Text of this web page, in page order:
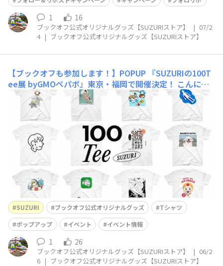
1 16
ブックオフ公式オリジナルグッズ【SUZURIストア】 | 07/2
4 | ブックオフ公式オリジナルグッズ【SUZURIストア】
【ブックオフも参加します！】POPUP 『SUZURIの100T
ee展 byGMOペパボ』東京・福岡で開催決定！ こんにち
は！ブックオフ公式オリジナルグッズ【SUZURI】です！
100人のクリエイターによる夏の新作コレクション🏝️GM
Oペパボ SUZURI企画「100Tee」のポップアップにブッ
クオフも出展することになりました。展示商品は波に乗る
サーフよむよむ君がオシャレな「ブックオフ 浮世絵サー
フよむよむ君」
SUZURI ブックオフ公式オリジナルグッズ
Tシャツ
ポップアップ
イベント イベント情報
1 26
ブックオフ公式オリジナルグッズ【SUZURIストア】 | 06/2
6 | ブックオフ公式オリジナルグッズ【SUZURIストア】